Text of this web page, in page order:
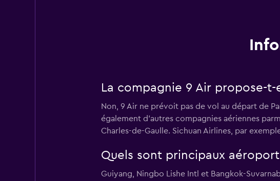
La compagnie 9 Air propose-t-
Non, 9 Air ne prévoit pas de vol au départ de
également d'autres compagnies aériennes
Charles-de-Gaulle. Sichuan Airlines, par
Quels sont principaux
Guiyang, Ningbo Lishe Intl et Bangkok-